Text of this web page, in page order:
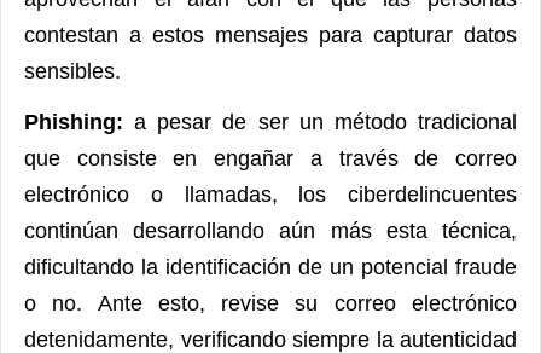
contestan a estos mensajes para capturar datos
sensibles.
Phishing: a pesar de ser un método tradicional
que consiste en engañar a través de correo
electrónico o llamadas, los ciberdelincuentes
continúan desarrollando aún más esta técnica,
dificultando la identificación de un potencial fraude
o no. Ante esto, revise su correo electrónico
detenidamente, verificando siempre la autenticidad